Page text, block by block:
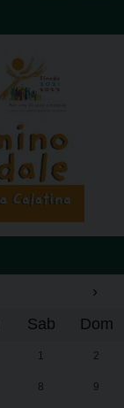
›
Sab Dom
1 2
8 9